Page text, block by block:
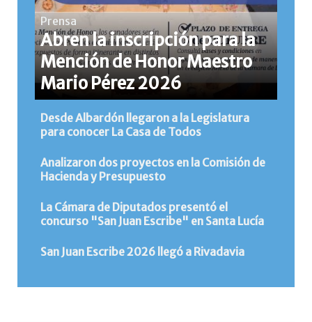
Prensa
Abren la inscripción para la
Mención de Honor Maestro
Mario Pérez 2026
Desde Albardón llegaron a la Legislatura
para conocer La Casa de Todos
Analizaron dos proyectos en la Comisión de
Hacienda y Presupuesto
La Cámara de Diputados presentó el
concurso "San Juan Escribe" en Santa Lucía
San Juan Escribe 2026 llegó a Rivadavia